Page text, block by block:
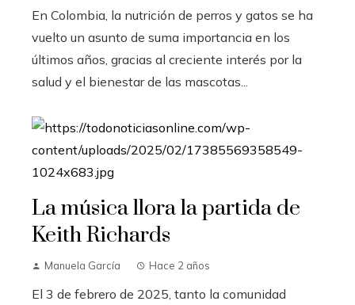
En Colombia, la nutrición de perros y gatos se ha
vuelto un asunto de suma importancia en los
últimos años, gracias al creciente interés por la
salud y el bienestar de las mascotas...
La música llora la partida de
Keith Richards
Manuela García Hace 2 años
El 3 de febrero de 2025, tanto la comunidad